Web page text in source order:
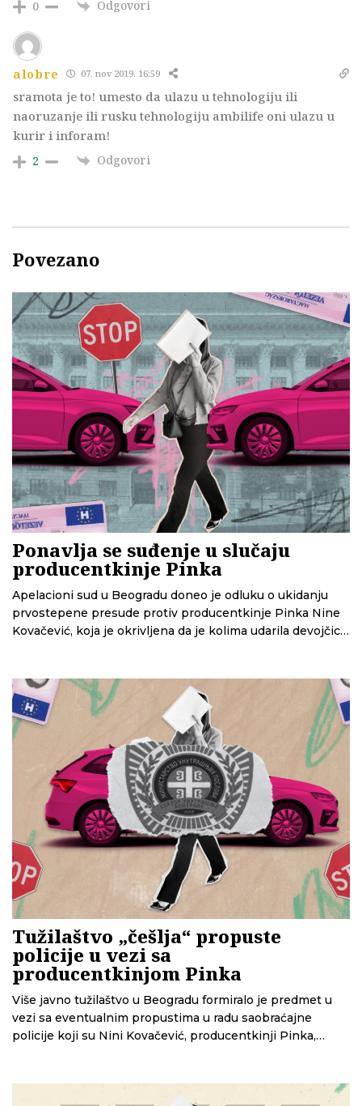
0 Odgovori
alobre 07. nov 2019. 16:59
sramota je to! umesto da ulazu u tehnologiju ili
naoruzanje ili rusku tehnologiju ambilife oni ulazu u
kurir i inforam!
2 Odgovori
Povezano
Ponavlja se suđenje u slučaju
producentkinje Pinka
Apelacioni sud u Beogradu doneo je odluku o ukidanju
prvostepene presude protiv producentkinje Pinka Nine
Kovačević, koja je okrivljena da je kolima udarila devojčicu
Tužilaštvo „češlja“ propuste
policije u vezi sa
producentkinjom Pinka
Više javno tužilaštvo u Beogradu formiralo je predmet u
vezi sa eventualnim propustima u radu saobraćajne
policije koji su Nini Kovačević, producentkinji Pinka,